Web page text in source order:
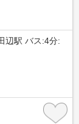
辺駅 バス:4分: